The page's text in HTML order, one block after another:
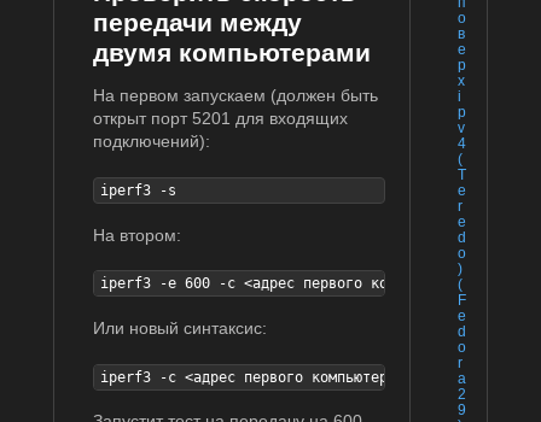
о
в
е
р
х
i
p
v
4
(
T
e
r
e
d
o
)
(
F
e
d
o
r
a
2
9
передачи между
двумя компьютерами
На первом запускаем (должен быть
открыт порт 5201 для входящих
подключений):
iperf3 -s
На втором:
iperf3 -е 600 -с <адрес первого компьютера>
Или новый синтаксис:
iperf3 -с <адрес первого компьютера> -t 600